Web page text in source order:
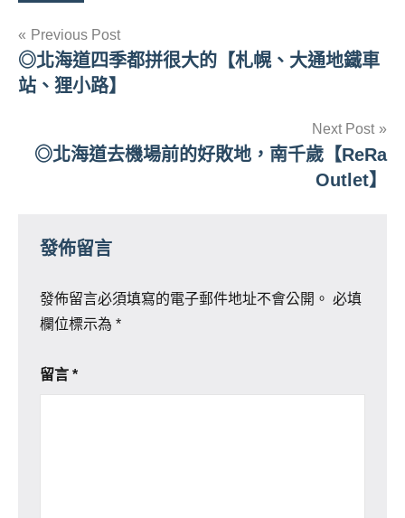
文
章
覽
Previous Post
◎北海道四季都拼很大的【札幌、大通地鐵車
站、狸小路】
Next Post
◎北海道去機場前的好敗地，南千歲【ReRa
Outlet】
發佈留言
發佈留言必須填寫的電子郵件地址不會公開。 必填
欄位標示為 *
留言 *